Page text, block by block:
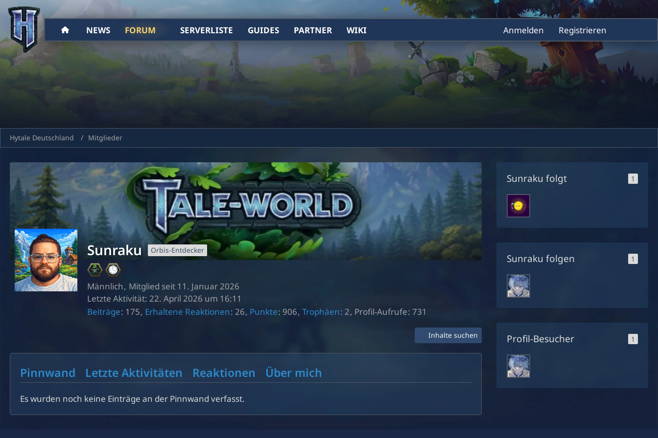
NEWS FORUM SERVERLISTE GUIDES PARTNER WIKI Anmelden Registrieren
Hytale Deutschland Mitglieder
Sunraku Orbis-Entdecker
Männlich
Mitglied seit 11. Januar 2026
Letzte Aktivität: 22. April 2026 um 16:11
Beiträge 175 Erhaltene Reaktionen 26 Punkte 906 Trophäen 2 Profil-Aufrufe 731
Inhalte suchen
Pinnwand Letzte Aktivitäten Reaktionen Über mich
Es wurden noch keine Einträge an der Pinnwand verfasst.
Sunraku folgt 1
Sunraku folgen 1
Profil-Besucher 1